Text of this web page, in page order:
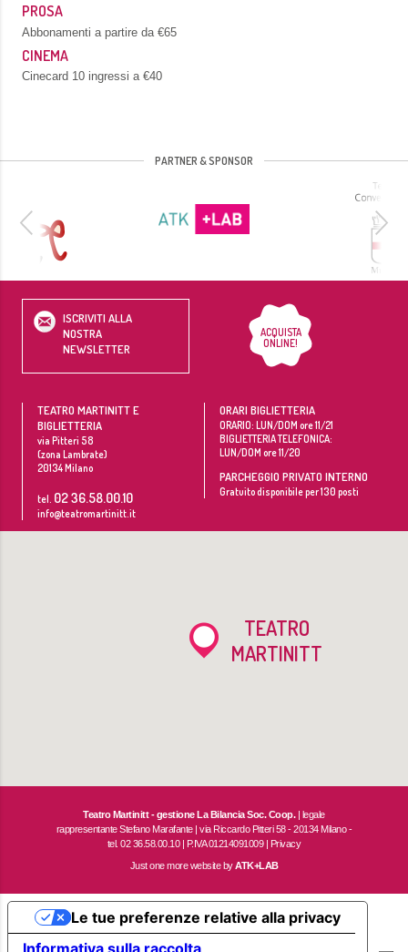
PROSA
Abbonamenti a partire da €65
CINEMA
Cinecard 10 ingressi a €40
PARTNER & SPONSOR
ISCRIVITI ALLA
NOSTRA
NEWSLETTER
ACQUISTA
ONLINE!
TEATRO MARTINITT E
BIGLIETTERIA
via Pitteri 58
(zona Lambrate)
20134Milano
tel. 02 36.58.00.10
info@teatromartinitt.it
ORARI BIGLIETTERIA
ORARIO: LUN/DOM ore 11/21
BIGLIETTERIA TELEFONICA:
LUN/DOM ore 11/20
PARCHEGGIO PRIVATO INTERNO
Gratuito disponibile per 130 posti
TEATRO
MARTINITT
Teatro Martinitt - gestione La Bilancia Soc. Coop.| legale
rappresentante Stefano Marafante | via Riccardo Pitteri 58 - 20134 Milano -
tel. 02 36.58.00.10 | P.IVA 01214091009 | Privacy
Just one more website byATK+LAB
Le tue preferenze relative alla privacy